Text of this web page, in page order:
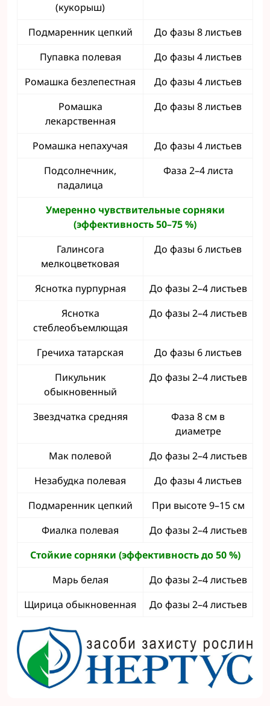
(кукорыш)
Подмаренник цепкий
До фазы 8 листьев
Пупавка полевая
До фазы 4 листьев
Ромашка безлепестная
До фазы 4 листьев
Ромашка
лекарственная
До фазы 8 листьев
Ромашка непахучая
До фазы 4 листьев
Подсолнечник,
падалица
Фаза 2–4 листа
Умеренно чувствительные сорняки
(эффективность 50–75%)
Галинсога
мелкоцветковая
До фазы 6 листьев
Яснотка пурпурная
До фазы 2–4 листьев
Яснотка
стеблеобъемлющая
До фазы 2–4 листьев
Гречиха татарская
До фазы 6 листьев
Пикульник
обыкновенный
До фазы 2–4 листьев
Звездчатка средняя
Фаза 8 см в
диаметре
Мак полевой
До фазы 2–4 листьев
Незабудка полевая
До фазы 4 листьев
Подмаренник цепкий
При высоте 9–15 см
Фиалка полевая
До фазы 2–4 листьев
Стойкие сорняки (эффективность до 50%)
Марь белая
До фазы 2–4 листьев
Щирица обыкновенная
До фазы 2–4 листьев